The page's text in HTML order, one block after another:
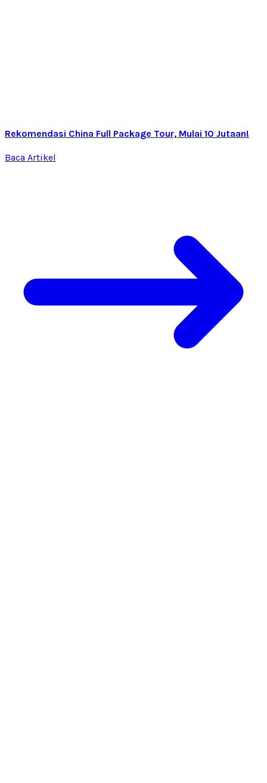
Rekomendasi China Full Package Tour, Mulai 10 Jutaan!
Baca Artikel